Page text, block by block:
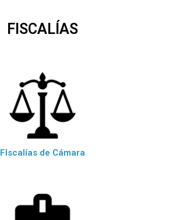
FISCALÍAS
FIscalías de Cámara